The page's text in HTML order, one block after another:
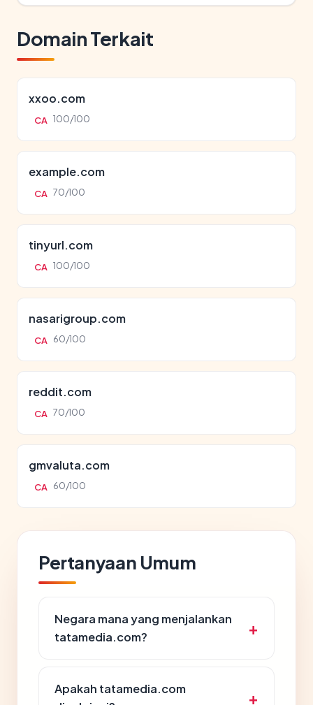
Domain Terkait
xxoo.com
CA 100/100
example.com
CA 70/100
tinyurl.com
CA 100/100
nasarigroup.com
CA 60/100
reddit.com
CA 70/100
gmvaluta.com
CA 60/100
Pertanyaan Umum
Negara mana yang menjalankan
tatamedia.com?
Apakah tatamedia.com